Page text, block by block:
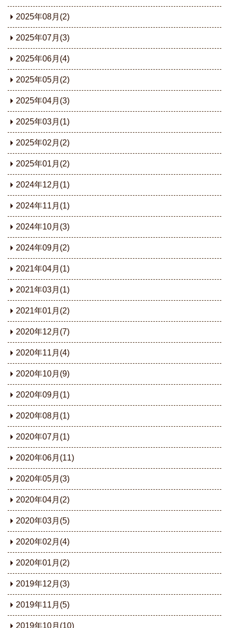
2025年08月(2)
2025年07月(3)
2025年06月(4)
2025年05月(2)
2025年04月(3)
2025年03月(1)
2025年02月(2)
2025年01月(2)
2024年12月(1)
2024年11月(1)
2024年10月(3)
2024年09月(2)
2021年04月(1)
2021年03月(1)
2021年01月(2)
2020年12月(7)
2020年11月(4)
2020年10月(9)
2020年09月(1)
2020年08月(1)
2020年07月(1)
2020年06月(11)
2020年05月(3)
2020年04月(2)
2020年03月(5)
2020年02月(4)
2020年01月(2)
2019年12月(3)
2019年11月(5)
2019年10月(10)